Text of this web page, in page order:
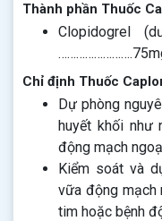
Thành phần Thuốc
Clopidogrel
Chỉ định Thuốc
Dự phòng
huyết khối như
động mạch
Kiểm soát và
vữa động mạch
tim hoặc bệnh